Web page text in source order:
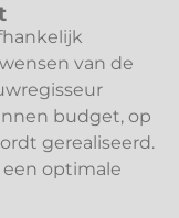
van de
budget, op
gerealiseerd.
een optimale